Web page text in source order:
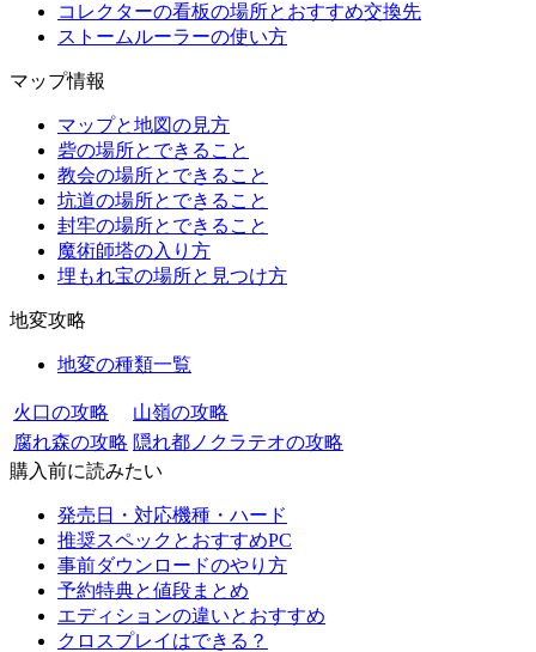
コレクターの看板の場所とおすすめ交換先
ストームルーラーの使い方
マップ情報
マップと地図の見方
砦の場所とできること
教会の場所とできること
坑道の場所とできること
封牢の場所とできること
魔術師塔の入り方
埋もれ宝の場所と見つけ方
地変攻略
地変の種類一覧
火口の攻略
山嶺の攻略
腐れ森の攻略 隠れ都ノクラテオの攻略
購入前に読みたい
発売日・対応機種・ハード
推奨スペックとおすすめPC
事前ダウンロードのやり方
予約特典と値段まとめ
エディションの違いとおすすめ
クロスプレイはできる？